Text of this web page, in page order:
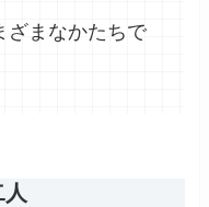
ざまなかたちで